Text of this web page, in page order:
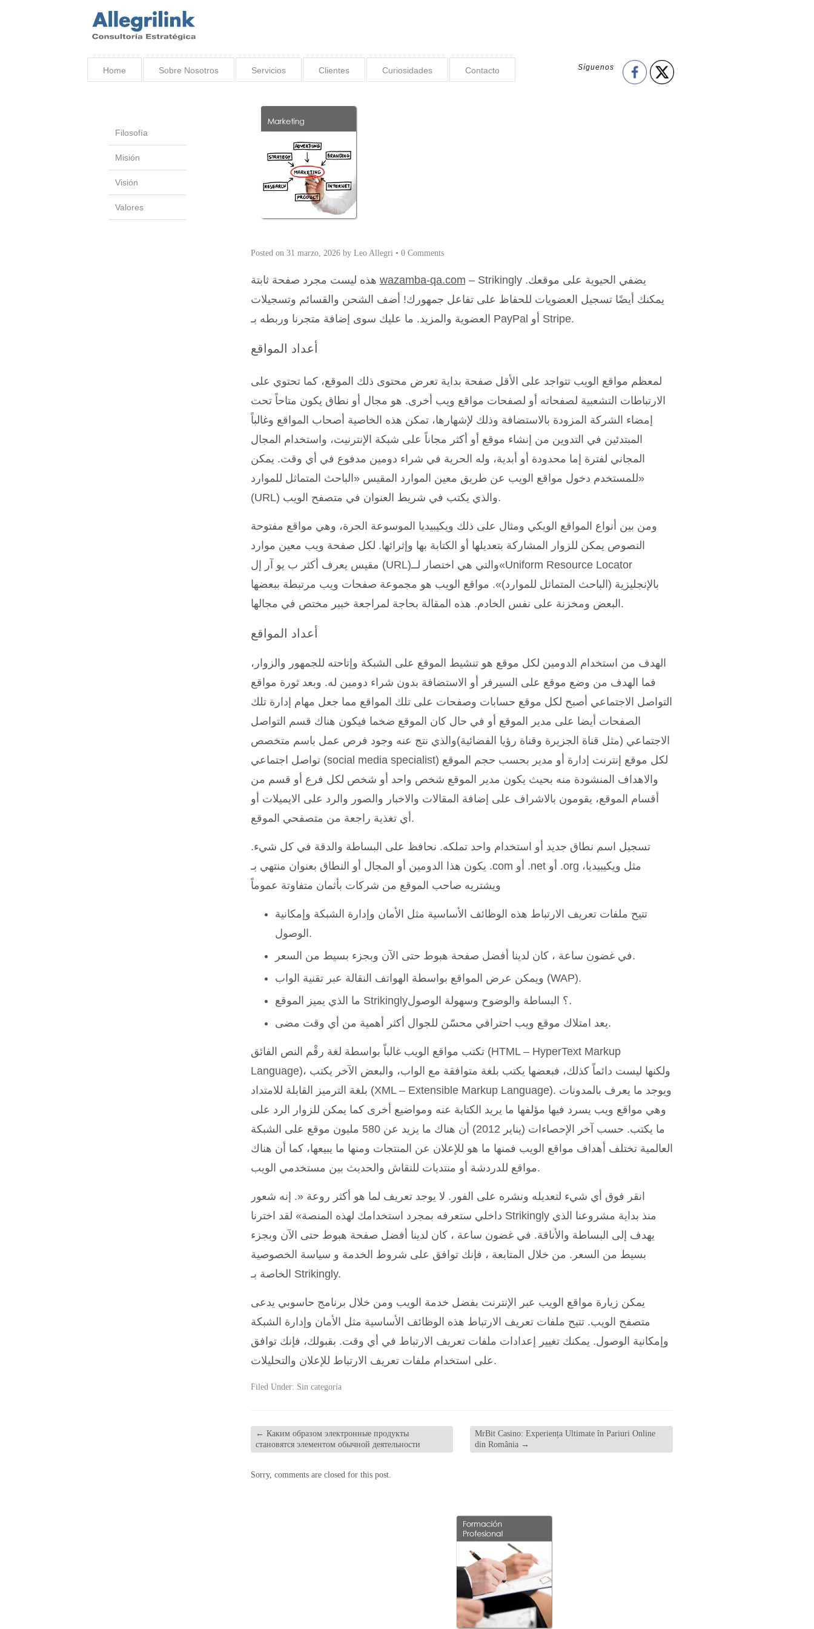
Home Sobre Nosotros Servicios Clientes Curiosidades Contacto
Filosofía
Misión
Visión
Valores
Síguenos
Posted on 31 marzo, 2026by Leo Allegri• 0 Comments
wazamba-qa.com – Strikingly يضفي الحيوية على موقعك.
يمكنك أيضًا تسجيل العضويات للحفاظ على تفاعل جمهورك! أضف الشحن والقسائم وتسجيلات
العضوية والمزيد. ما عليك سوى إضافة متجرنا وربطه بـ PayPal أو Stripe.
أعداد المواقع
لمعظم مواقع الويب تتواجد على الأقل صفحة بداية تعرض محتوى ذلك الموقع، كما تحتوي على
الارتباطات التشعبية لصفحاته أو لصفحات مواقع ويب أخرى. هو مجال أو نطاق يكون متاحاً تحت
إمضاء الشركة المزودة بالاستضافة وذلك لإشهارها، تمكن هذه الخاصية أصحاب المواقع وغالباً
المبتدئين في التدوين من إنشاء موقع أو أكثر مجاناً على شبكة الإنترنيت، واستخدام المجال
المجاني لفترة إما محدودة أو أبدية، وله الحرية في شراء دومين مدفوع في أي وقت. يمكن
للمستخدم دخول مواقع الويب عن طريق معين الموارد المقيس «الباحث المتماثل للموارد»
(URL) والذي يكتب في شريط العنوان في متصفح الويب.
ومن بين أنواع المواقع الويكي ومثال على ذلك ويكيبيديا الموسوعة الحرة، وهي مواقع مفتوحة
النصوص يمكن للزوار المشاركة بتعديلها أو الكتابة بها وإثرائها. لكل صفحة ويب معين موارد
مقيس يعرف أكثر ب يو آر إل (URL)والتي هي اختصار لــ«Uniform Resource Locator
بالإنجليزية (الباحث المتماثل للموارد)». مواقع الويب هو مجموعة صفحات ويب مرتبطة ببعضها
البعض ومخزنة على نفس الخادم. هذه المقالة بحاجة لمراجعة خبير مختص في مجالها.
أعداد المواقع
الهدف من استخدام الدومين لكل موقع هو تنشيط الموقع على الشبكة وإتاحته للجمهور والزوار،
فما الهدف من وضع موقع على السيرفر أو الاستضافة بدون شراء دومين له. وبعد ثورة مواقع
التواصل الاجتماعي أصبح لكل موقع حسابات وصفحات على تلك المواقع مما جعل مهام إدارة تلك
الصفحات أيضا على مدير الموقع أو في حال كان الموقع ضخما فيكون هناك قسم التواصل
الاجتماعي (مثل قناة الجزيرة وقناة رؤيا الفضائية)والذي نتج عنه وجود فرص عمل باسم متخصص
تواصل اجتماعي (social media specialist) لكل موقع إنترنت إدارة أو مدير بحسب حجم الموقع
والاهداف المنشودة منه بحيث يكون مدير الموقع شخص واحد أو شخص لكل فرع أو قسم من
أقسام الموقع، يقومون بالاشراف على إضافة المقالات والاخبار والصور والرد على الايميلات أو
أي تغذية راجعة من متصفحي الموقع.
تسجيل اسم نطاق جديد أو استخدام واحد تملكه. نحافظ على البساطة والدقة في كل شيء.
يكون هذا الدومين أو المجال أو النطاق بعنوان منتهي بـ .com أو .net أو .org مثل ويكيبيديا،
ويشتريه صاحب الموقع من شركات بأثمان متفاوتة عموماً
تتيح ملفات تعريف الارتباط هذه الوظائف الأساسية مثل الأمان وإدارة الشبكة وإمكانية
الوصول.
في غضون ساعة ، كان لدينا أفضل صفحة هبوط حتى الآن وبجزء بسيط من السعر.
ويمكن عرض المواقع بواسطة الهواتف النقالة عبر تقنية الواب (WAP).
ما الذي يميز الموقع Strikingly؟ البساطة والوضوح وسهولة الوصول.
يعد امتلاك موقع ويب احترافي محسّن للجوال أكثر أهمية من أي وقت مضى.
تكتب مواقع الويب غالباً بواسطة لغة رقْم النص الفائق (HTML – HyperText Markup
Language)، ولكنها ليست دائماً كذلك، فبعضها يكتب بلغة متوافقة مع الواب، والبعض الآخر يكتب
بلغة الترميز القابلة للامتداد (XML – Extensible Markup Language). ويوجد ما يعرف بالمدونات
وهي مواقع ويب يسرد فيها مؤلفها ما يريد الكتابة عنه ومواضيع أخرى كما يمكن للزوار الرد على
ما يكتب. حسب آخر الإحصاءات (يناير 2012) أن هناك ما يزيد عن 580 مليون موقع على الشبكة
العالمية تختلف أهداف مواقع الويب فمنها ما هو للإعلان عن المنتجات ومنها ما يبيعها، كما أن هناك
مواقع للدردشة أو منتديات للنقاش والحديث بين مستخدمي الويب.
انقر فوق أي شيء لتعديله ونشره على الفور. لا يوجد تعريف لما هو أكثر روعة «. إنه شعور
داخلي ستعرفه بمجرد استخدامك لهذه المنصة» لقد اخترنا Strikingly منذ بداية مشروعنا الذي
يهدف إلى البساطة والأناقة. في غضون ساعة ، كان لدينا أفضل صفحة هبوط حتى الآن وبجزء
بسيط من السعر. من خلال المتابعة ، فإنك توافق على شروط الخدمة و سياسة الخصوصية
الخاصة بـ Strikingly.
يمكن زيارة مواقع الويب عبر الإنترنت بفضل خدمة الويب ومن خلال برنامج حاسوبي يدعى
متصفح الويب. تتيح ملفات تعريف الارتباط هذه الوظائف الأساسية مثل الأمان وإدارة الشبكة
وإمكانية الوصول. يمكنك تغيير إعدادات ملفات تعريف الارتباط في أي وقت. بقبولك، فإنك توافق
على استخدام ملفات تعريف الارتباط للإعلان والتحليلات.
Filed Under: Sin categoría
← Каким образом электронные продукты
становятся элементом обычной деятельности
MrBit Casino: Experiența Ultimate în Pariuri Online
din România →
Sorry, comments are closed for this post.